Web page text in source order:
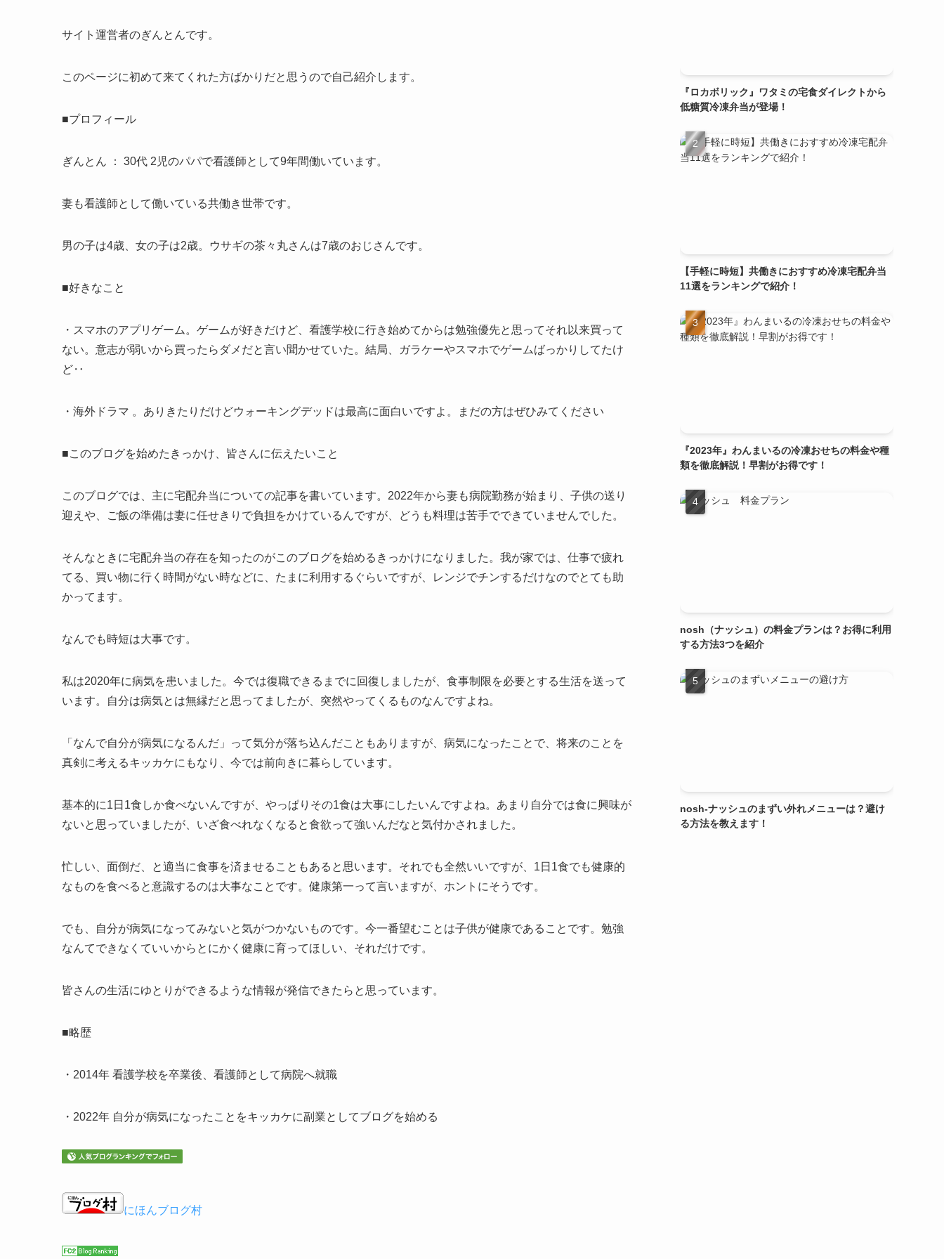
サイト運営者のぎんとんです。
このページに初めて来てくれた方ばかりだと思うので自己紹介します。
■プロフィール
ぎんとん ： 30代 2児のパパで看護師として9年間働いています。
妻も看護師として働いている共働き世帯です。
男の子は4歳、女の子は2歳。ウサギの茶々丸さんは7歳のおじさんです。
■好きなこと
・スマホのアプリゲーム。ゲームが好きだけど、看護学校に行き始めてからは勉強優先と思ってそれ以来買って
ない。意志が弱いから買ったらダメだと言い聞かせていた。結局、ガラケーやスマホでゲームばっかりしてたけ
ど‥
・海外ドラマ 。ありきたりだけどウォーキングデッドは最高に面白いですよ。まだの方はぜひみてください
■このブログを始めたきっかけ、皆さんに伝えたいこと
このブログでは、主に宅配弁当についての記事を書いています。2022年から妻も病院勤務が始まり、子供の送り
迎えや、ご飯の準備は妻に任せきりで負担をかけているんですが、どうも料理は苦手でできていませんでした。
そんなときに宅配弁当の存在を知ったのがこのブログを始めるきっかけになりました。我が家では、仕事で疲れ
てる、買い物に行く時間がない時などに、たまに利用するぐらいですが、レンジでチンするだけなのでとても助
かってます。
なんでも時短は大事です。
私は2020年に病気を患いました。今では復職できるまでに回復しましたが、食事制限を必要とする生活を送って
います。自分は病気とは無縁だと思ってましたが、突然やってくるものなんですよね。
「なんで自分が病気になるんだ」って気分が落ち込んだこともありますが、病気になったことで、将来のことを
真剣に考えるキッカケにもなり、今では前向きに暮らしています。
基本的に1日1食しか食べないんですが、やっぱりその1食は大事にしたいんですよね。あまり自分では食に興味が
ないと思っていましたが、いざ食べれなくなると食欲って強いんだなと気付かされました。
忙しい、面倒だ、と適当に食事を済ませることもあると思います。それでも全然いいですが、1日1食でも健康的
なものを食べると意識するのは大事なことです。健康第一って言いますが、ホントにそうです。
でも、自分が病気になってみないと気がつかないものです。今一番望むことは子供が健康であることです。勉強
なんてできなくていいからとにかく健康に育ってほしい、それだけです。
皆さんの生活にゆとりができるような情報が発信できたらと思っています。
■略歴
・2014年 看護学校を卒業後、看護師として病院へ就職
・2022年 自分が病気になったことをキッカケに副業としてブログを始める
にほんブログ村
『ロカボリック』ワタミの宅食ダイレクトから
低糖質冷凍弁当が登場！
【手軽に時短】共働きにおすすめ冷凍宅配弁当
11選をランキングで紹介！
『2023年』わんまいるの冷凍おせちの料金や種
類を徹底解説！早割がお得です！
nosh（ナッシュ）の料金プランは？お得に利用
する方法3つを紹介
nosh-ナッシュのまずい外れメニューは？避け
る方法を教えます！